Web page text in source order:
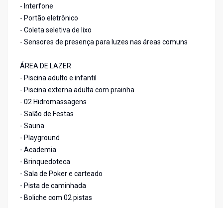
- Interfone
- Portão eletrônico
- Coleta seletiva de lixo
- Sensores de presença para luzes nas áreas comuns
ÁREA DE LAZER
- Piscina adulto e infantil
- Piscina externa adulta com prainha
- 02 Hidromassagens
- Salão de Festas
- Sauna
- Playground
- Academia
- Brinquedoteca
- Sala de Poker e carteado
- Pista de caminhada
- Boliche com 02 pistas